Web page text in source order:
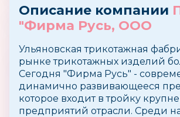
Описание компании
"Фирма Русь, ООО
Ульяновская трикотажная
рынке трикотажных изделий
Сегодня "Фирма Русь" -
динамично развивающееся
которое входит в тройку
предприятий отрасли. Среди